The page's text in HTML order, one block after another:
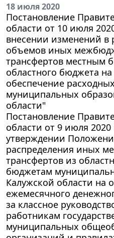
18 июля 2020
Постановление
области от 10 июля
внесении изменений в
объемов иных
трансфертов местным
областного бюджета
обеспечение
муниципальных
области"
Постановление
области от 9 июля 2020
утверждении
распределения иных
трансфертов из
бюджетам
Калужской области на
ежемесячного
за классное
работникам
муниципальных